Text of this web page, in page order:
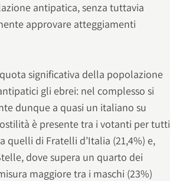
antipatica, senza tuttavia
approvare atteggiamenti
significativa della popolazione
gli ebrei: nel complesso si
dunque a quasi un italiano su
è presente tra i votanti per tutti
di Fratelli d’Italia (21,4%) e,
dove supera un quarto dei
maggiore tra i maschi (23%)